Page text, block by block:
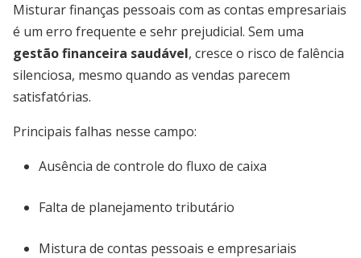
Misturar finanças pessoais com as contas empresariais
é um erro frequente e sehr prejudicial. Sem uma
gestão financeira saudável, cresce o risco de falência
silenciosa, mesmo quando as vendas parecem
satisfatórias.
Principais falhas nesse campo:
Ausência de controle do fluxo de caixa
Falta de planejamento tributário
Mistura de contas pessoais e empresariais